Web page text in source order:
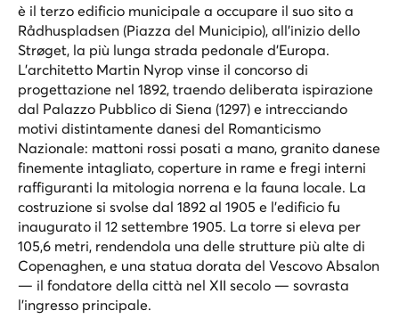
è il terzo edificio municipale a occupare il suo sito a
Rådhuspladsen (Piazza del Municipio), all'inizio dello
Strøget, la più lunga strada pedonale d'Europa.
L'architetto Martin Nyrop vinse il concorso di
progettazione nel 1892, traendo deliberata ispirazione
dal Palazzo Pubblico di Siena (1297) e intrecciando
motivi distintamente danesi del Romanticismo
Nazionale: mattoni rossi posati a mano, granito danese
finemente intagliato, coperture in rame e fregi interni
raffiguranti la mitologia norrena e la fauna locale. La
costruzione si svolse dal 1892 al 1905 e l'edificio fu
inaugurato il 12 settembre 1905. La torre si eleva per
105,6 metri, rendendola una delle strutture più alte di
Copenaghen, e una statua dorata del Vescovo Absalon
— il fondatore della città nel XII secolo — sovrasta
l'ingresso principale.